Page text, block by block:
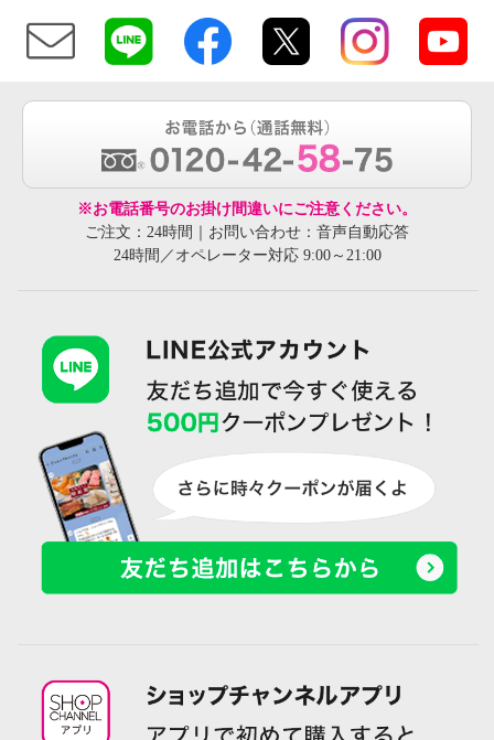
※お電話番号のお掛け間違いにご注意ください。
ご注文：24時間｜お問い合わせ：音声自動応答
24時間／オペレーター対応 9:00～21:00